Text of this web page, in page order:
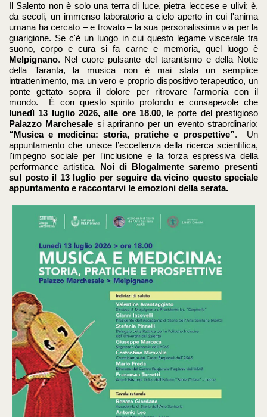
Il Salento non è solo una terra di luce, pietra leccese e ulivi; è,
da secoli, un immenso laboratorio a cielo aperto in cui l'anima
umana ha cercato – e trovato – la sua personalissima via per la
guarigione. Se c'è un luogo in cui questo legame viscerale tra
suono, corpo e cura si fa carne e memoria, quel luogo è
Melpignano. Nel cuore pulsante del tarantismo e della Notte
della Taranta, la musica non è mai stata un semplice
intrattenimento, ma un vero e proprio dispositivo terapeutico, un
ponte gettato sopra il dolore per ritrovare l'armonia con il
mondo.
È con questo spirito profondo e consapevole che
lunedì 13 luglio 2026, alle ore 18.00, le porte del prestigioso
Palazzo Marchesale si apriranno per un evento straordinario:
“Musica e medicina: storia, pratiche e prospettive”.
Un
appuntamento che unisce l’eccellenza della ricerca scientifica,
l'impegno sociale per l'inclusione e la forza espressiva della
performance artistica.
Noi di Blogalmente saremo presenti
sul posto il 13 luglio per seguire da vicino questo speciale
appuntamento e raccontarvi le emozioni della serata.